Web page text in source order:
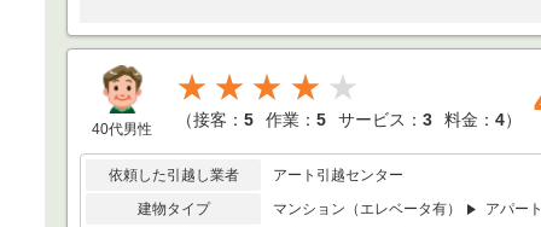
40代男性
★★★★
（接客： 5 作業： 5 サービス： 3 料金： 4）
依頼した引越し業者
アート引越センター
建物タイプ
マンション（エレベータ有）
アパー